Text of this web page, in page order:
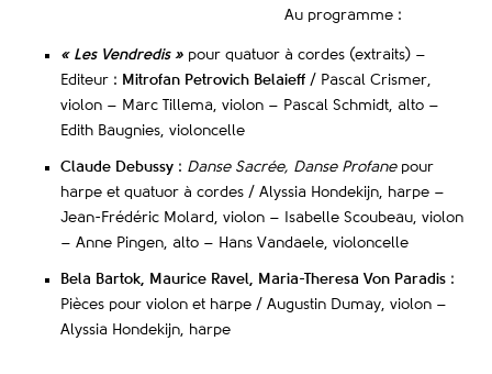
Au programme :
« Les Vendredis » pour quatuor à cordes (extraits) –
Editeur : Mitrofan Petrovich Belaieff / Pascal Crismer,
violon – Marc Tillema, violon – Pascal Schmidt, alto –
Edith Baugnies, violoncelle
Claude Debussy : Danse Sacrée, Danse Profanepour
harpe et quatuor à cordes / Alyssia Hondekijn, harpe –
Jean-Frédéric Molard, violon – Isabelle Scoubeau, violon
– Anne Pingen, alto – Hans Vandaele, violoncelle
Bela Bartok, Maurice Ravel, Maria-Theresa Von Paradis :
Pièces pour violon et harpe / Augustin Dumay, violon –
Alyssia Hondekijn, harpe